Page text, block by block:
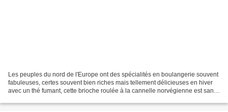
Les peuples du nord de l'Europe ont des spécialités en boulangerie souvent
fabuleuses, certes souvent bien riches mais tellement délicieuses en hiver
avec un thé fumant, cette brioche roulée à la cannelle norvégienne est sans